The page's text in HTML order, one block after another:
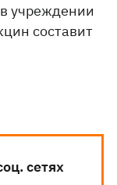
учреждении
составит
сетях